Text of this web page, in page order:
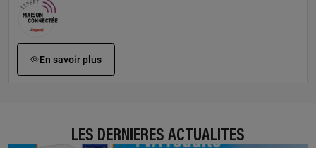
En savoir plus
LES DERNIÈRES ACTUALITÉS